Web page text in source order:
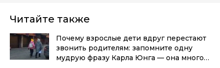
Читайте также
Почему взрослые дети вдруг перестают
звонить родителям: запомните одну
мудрую фразу Карла Юнга — она многое